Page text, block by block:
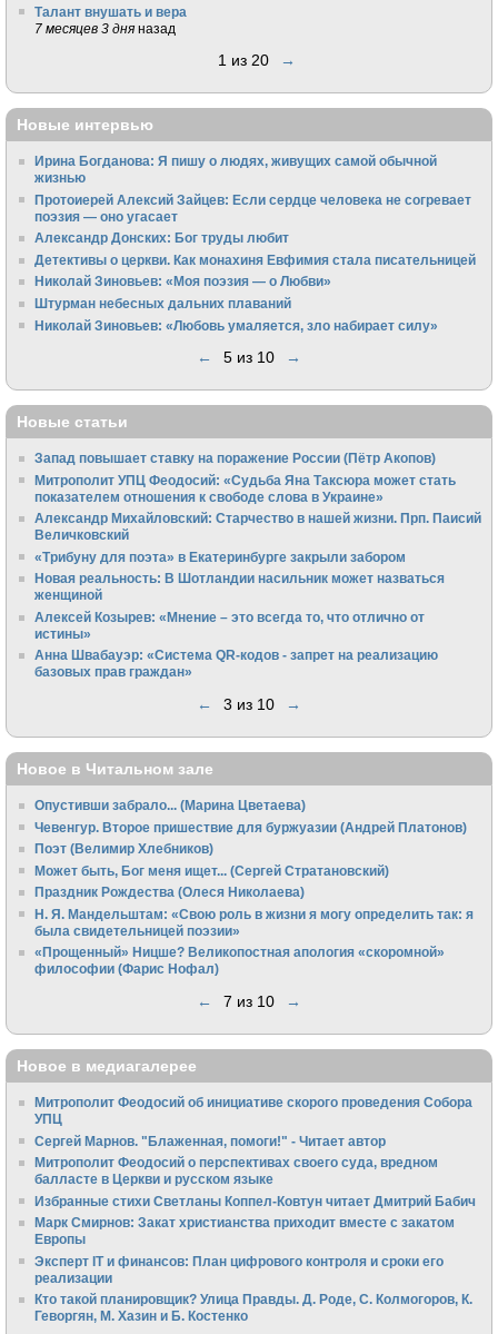
Талант внушать и вера
7 месяцев 3 дня назад
1 из 20 →
Новые интервью
Ирина Богданова: Я пишу о людях, живущих самой обычной
жизнью
Протоиерей Алексий Зайцев: Если сердце человека не согревает
поэзия — оно угасает
Александр Донских: Бог труды любит
Детективы о церкви. Как монахиня Евфимия стала писательницей
Николай Зиновьев: «Моя поэзия — о Любви»
Штурман небесных дальних плаваний
Николай Зиновьев: «Любовь умаляется, зло набирает силу»
← 5 из 10 →
Новые статьи
Запад повышает ставку на поражение России (Пётр Акопов)
Митрополит УПЦ Феодосий: «Судьба Яна Таксюра может стать
показателем отношения к свободе слова в Украине»
Алек­сандр Михайловский: Старчество в нашей жизни. Прп. Паисий
Величковский
«Трибуну для поэта» в Екатеринбурге закрыли забором
Новая реальность: В Шотландии насильник может назваться
женщиной
Алексей Козырев: «Мнение – это всегда то, что отлично от
истины»
Анна Швабауэр: «Система QR-кодов - запрет на реализацию
базовых прав граждан»
← 3 из 10 →
Новое в Читальном зале
Опустивши забрало... (Марина Цветаева)
Чевенгур. Второе пришествие для буржуазии (Андрей Платонов)
Поэт (Велимир Хлебников)
Может быть, Бог меня ищет... (Сергей Стратановский)
Праздник Рождества (Олеся Николаева)
Н. Я. Мандельштам: «Свою pоль в жизни я могу опpеделить так: я
была свидетельницей поэзии»
«Прощенный» Ницше? Великопостная апология «скоромной»
философии (Фарис Нофал)
← 7 из 10 →
Новое в медиагалерее
Митрополит Феодосий об инициативе скорого проведения Собора
УПЦ
Сергей Марнов. "Блаженная, помоги!" - Читает автор
Митрополит Феодосий о перспективах своего суда, вредном
балласте в Церкви и русском языке
Избранные стихи Светланы Коппел-Ковтун читает Дмитрий Бабич
Марк Смирнов: Закат христианства приходит вместе с закатом
Европы
Эксперт IT и финансов: План цифрового контроля и сроки его
реализации
Кто такой планировщик? Улица Правды. Д. Роде, С. Колмогоров, К.
Геворгян, М. Хазин и Б. Костенко